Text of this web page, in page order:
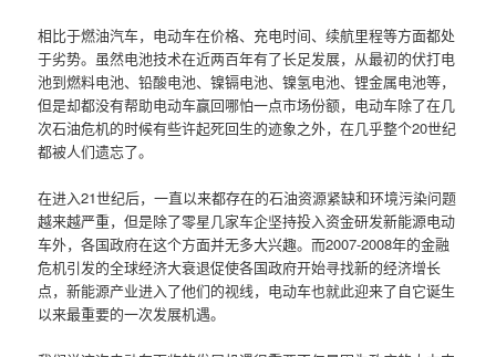
相比于燃油汽车，电动车在价格、充电时间、续航里程等方面都处
于劣势。虽然电池技术在近两百年有了长足发展，从最初的伏打电
池到燃料电池、铅酸电池、镍镉电池、镍氢电池、锂金属电池等，
但是却都没有帮助电动车赢回哪怕一点市场份额，电动车除了在几
次石油危机的时候有些许起死回生的迹象之外，在几乎整个20世纪
都被人们遗忘了。
在进入21世纪后，一直以来都存在的石油资源紧缺和环境污染问题
越来越严重，但是除了零星几家车企坚持投入资金研发新能源电动
车外，各国政府在这个方面并无多大兴趣。而2007-2008年的金融
危机引发的全球经济大衰退促使各国政府开始寻找新的经济增长
点，新能源产业进入了他们的视线，电动车也就此迎来了自它诞生
以来最重要的一次发展机遇。